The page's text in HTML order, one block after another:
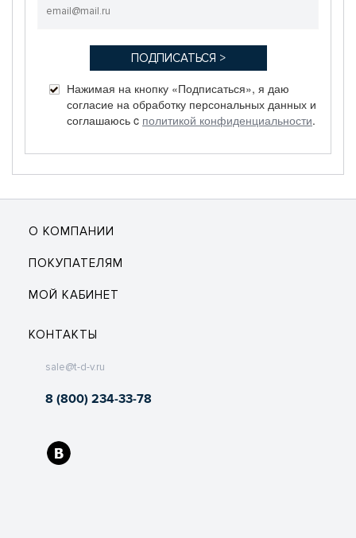
Нажимая на кнопку «Подписаться», я даю
согласие на обработку персональных данных и
соглашаюсь c политикой конфиденциальности.
О КОМПАНИИ
ПОКУПАТЕЛЯМ
МОЙ КАБИНЕТ
КОНТАКТЫ
sale@t-d-v.ru
8 (800) 234-33-78